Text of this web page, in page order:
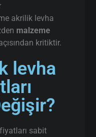
akrilik levha
malzeme
kritiktir.
levha
sabit